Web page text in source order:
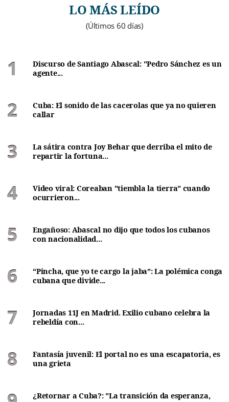
LO MÁS LEÍDO
(Últimos 60 días)
Discurso de Santiago Abascal: "Pedro Sánchez es un
agente...
Cuba: El sonido de las cacerolas que ya no quieren
callar
La sátira contra Joy Behar que derriba el mito de
repartir la fortuna...
Video viral: Coreaban "tiembla la tierra" cuando
ocurrieron...
Engañoso: Abascal no dijo que todos los cubanos
con nacionalidad...
“Pincha, que yo te cargo la jaba”: La polémica conga
cubana que divide...
Jornadas 11J en Madrid. Exilio cubano celebra la
rebeldía con...
Fantasía juvenil: El portal no es una escapatoria, es
una grieta
¿Retornar a Cuba?: "La transición da esperanza,